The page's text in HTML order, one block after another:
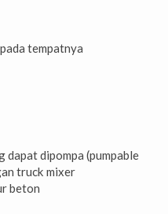
tempatnya
dapat dipompa (pumpable
truck mixer
beton